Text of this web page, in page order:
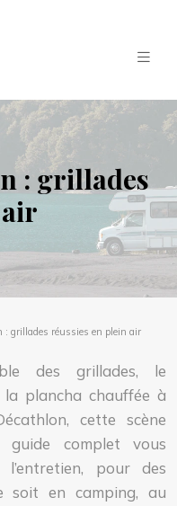
: grillades
: grillades réussies en plein air
des grillades, le
plancha chauffée à
cette scène
guide complet vous
pour des
soit en camping, au